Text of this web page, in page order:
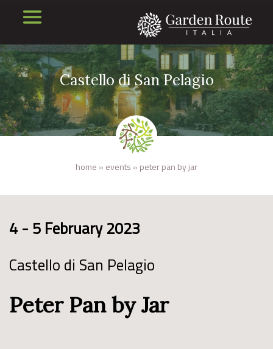
Castello di San Pelagio
home » events » peter pan by jar
4 - 5 February 2023
Castello di San Pelagio
Peter Pan by Jar